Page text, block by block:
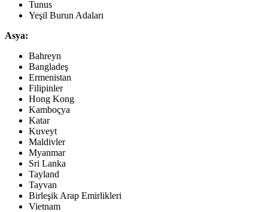
Tunus
Yeşil Burun Adaları
Asya:
Bahreyn
Bangladeş
Ermenistan
Filipinler
Hong Kong
Kamboçya
Katar
Kuveyt
Maldivler
Myanmar
Sri Lanka
Tayland
Tayvan
Birleşik Arap Emirlikleri
Vietnam